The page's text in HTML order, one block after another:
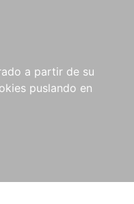
a partir de su
puslando en